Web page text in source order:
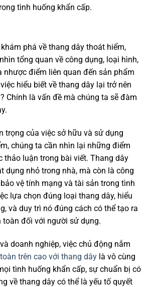
tình huống khẩn cấp.
phá về thang dây thoát hiểm,
tổng quan về công dụng, loại hình,
nhược điểm liên quan đến sản phẩm
hiểu biết về thang dây lại trở nên
Chính là vấn đề mà chúng ta sẽ đàm
trọng của việc sở hữu và sử dụng
chúng ta cần nhìn lại những điểm
thảo luận trong bài viết. Thang dây
dụng nhỏ trong nhà, mà còn là công
vệ tính mạng và tài sản trong tình
lựa chọn đúng loại thang dây, hiểu
và duy trì nó đúng cách có thể tạo ra
toàn đối với người sử dụng.
doanh nghiệp, việc chủ động nắm
trên cao với thang dây là vô cùng
tình huống khẩn cấp, sự chuẩn bị có
về thang dây có thể là yếu tố quyết